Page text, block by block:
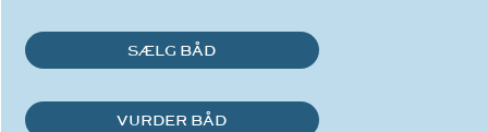
SÆLG BÅD
VURDER BÅD